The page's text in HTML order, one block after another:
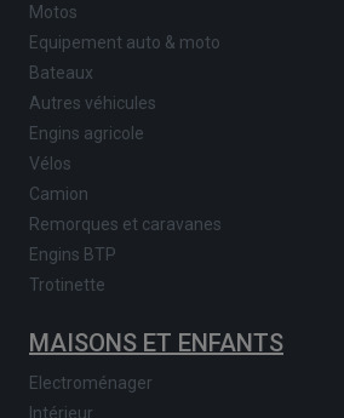
Motos
Equipement auto & moto
Bateaux
Autres véhicules
Engins agricole
Vélos
Camion
Remorques et caravanes
Engins BTP
Trotinette
MAISONS ET ENFANTS
Electroménager
Intérieur